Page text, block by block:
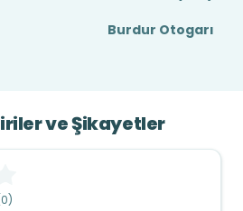
Burdur Otogarı
ve Şikayetler